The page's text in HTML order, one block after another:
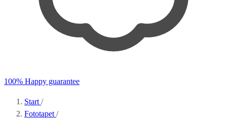
100% Happy guarantee
Start /
Fototapet /